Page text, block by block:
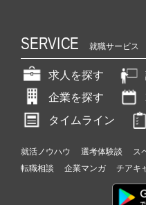
SERVICE 就職サービス
求人を探す
企業を探す
タイムライン
就活ノウハウ 選考体験談 ス
転職相談
企業マンガ チアキ